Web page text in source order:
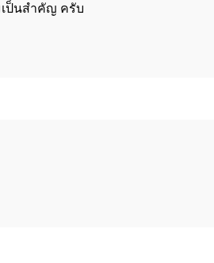
ป็นสำคัญ ครับ